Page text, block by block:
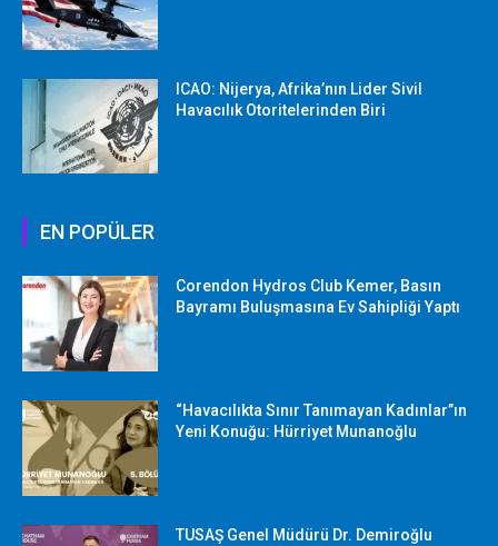
ICAO: Nijerya, Afrika’nın Lider Sivil
Havacılık Otoritelerinden Biri
EN POPÜLER
Corendon Hydros Club Kemer, Basın
Bayramı Buluşmasına Ev Sahipliği Yaptı
“Havacılıkta Sınır Tanımayan Kadınlar”ın
Yeni Konuğu: Hürriyet Munanoğlu
TUSAŞ Genel Müdürü Dr. Demiroğlu